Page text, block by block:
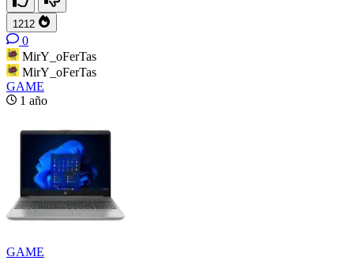
1212
0
MirY_oFerTas
MirY_oFerTas
GAME
1 año
GAME